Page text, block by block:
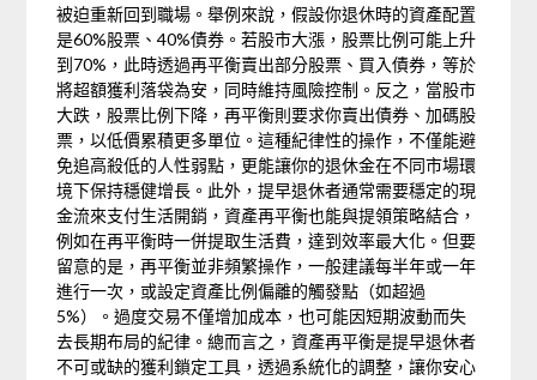
被迫重新回到職場。舉例來說，假設你退休時的資產配置
是60%股票、40%債券。若股市大漲，股票比例可能上升
到70%，此時透過再平衡賣出部分股票、買入債券，等於
將超額獲利落袋為安，同時維持風險控制。反之，當股市
大跌，股票比例下降，再平衡則要求你賣出債券、加碼股
票，以低價累積更多單位。這種紀律性的操作，不僅能避
免追高殺低的人性弱點，更能讓你的退休金在不同市場環
境下保持穩健增長。此外，提早退休者通常需要穩定的現
金流來支付生活開銷，資產再平衡也能與提領策略結合，
例如在再平衡時一併提取生活費，達到效率最大化。但要
留意的是，再平衡並非頻繁操作，一般建議每半年或一年
進行一次，或設定資產比例偏離的觸發點（如超過
5%）。過度交易不僅增加成本，也可能因短期波動而失
去長期布局的紀律。總而言之，資產再平衡是提早退休者
不可或缺的獲利鎖定工具，透過系統化的調整，讓你安心